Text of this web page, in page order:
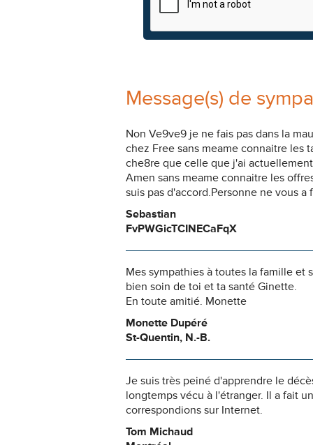
Message(s) de
Non Ve9ve9 je ne fais pas dans la
chez Free sans meame connaitre les
che8re que celle que j'ai
Amen sans meame connaitre les
suis pas d'accord.Personne ne vous
Sebastian
FvPWGicTCINECaFqX
Mes sympathies à toutes la famille et
bien soin de toi et ta santé Ginette.
En toute amitié. Monette
Monette Dupéré
St-Quentin, N.-B.
Je suis très peiné d'apprendre le
longtemps vécu à l'étranger. Il a fait
correspondions sur Internet.
Tom Michaud